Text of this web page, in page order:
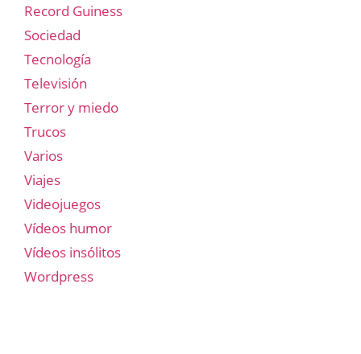
Record Guiness
Sociedad
Tecnología
Televisión
Terror y miedo
Trucos
Varios
Viajes
Videojuegos
Vídeos humor
Vídeos insólitos
Wordpress